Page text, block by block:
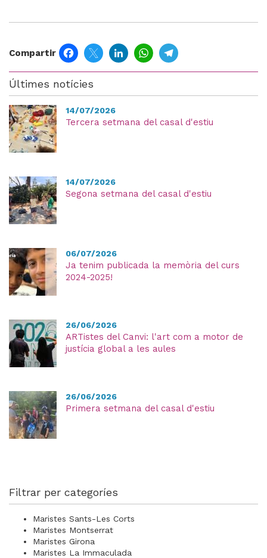
Compartir FacebookTwitterLinkedInWhatsApp
Últimes notícies
14/07/2026
Tercera setmana del casal d'estiu
14/07/2026
Segona setmana del casal d'estiu
06/07/2026
Ja tenim publicada la memòria del curs
2024-2025!
26/06/2026
ARTistes del Canvi: l'art com a motor de
justícia global a les aules
26/06/2026
Primera setmana del casal d'estiu
Filtrar per categoríes
Maristes Sants-Les Corts
Maristes Montserrat
Maristes Girona
Maristes La Immaculada